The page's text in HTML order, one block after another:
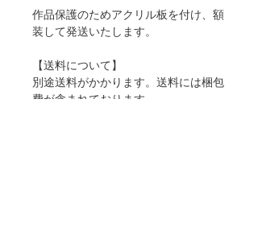
作品保護のためアクリル板を付け、額
装して発送いたします。
【送料について】
別途送料がかかります。送料には梱包
費が含まれております。